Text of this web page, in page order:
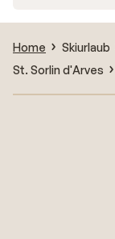
Home Skiurlaub
St. Sorlin d'Arves